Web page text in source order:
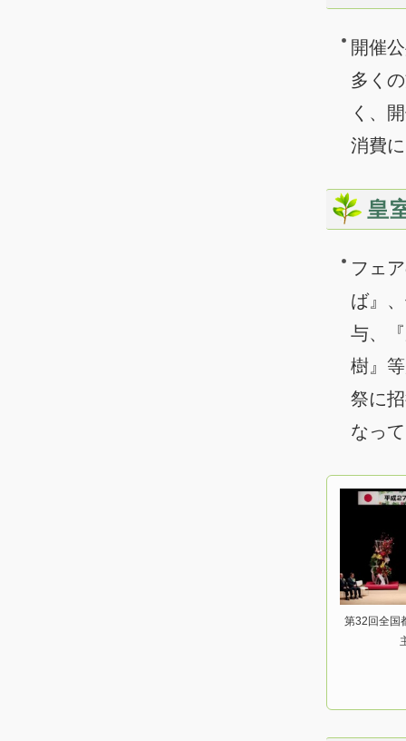
開催
多く
く、
消費
皇
フェ
ば』
与、
樹』
祭に
なっ
第32回全国